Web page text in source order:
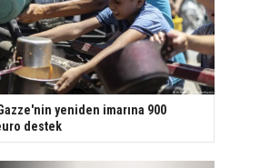
yeniden imarına 900
destek